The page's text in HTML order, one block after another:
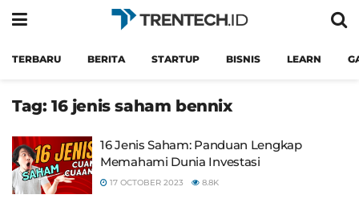
TERBARU BERITA STARTUP BISNIS LEARN
Tag: 16 jenis saham bennix
16 Jenis Saham: Panduan Lengkap
Memahami Dunia Investasi
17 OCTOBER 2023 8.8K